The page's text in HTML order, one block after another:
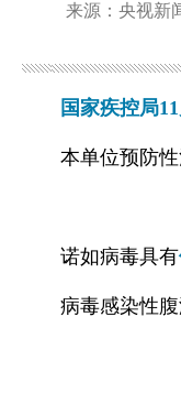
来源：央视新
国家疾控局
本单位预防性
诺如病毒具有
病毒感染性腹